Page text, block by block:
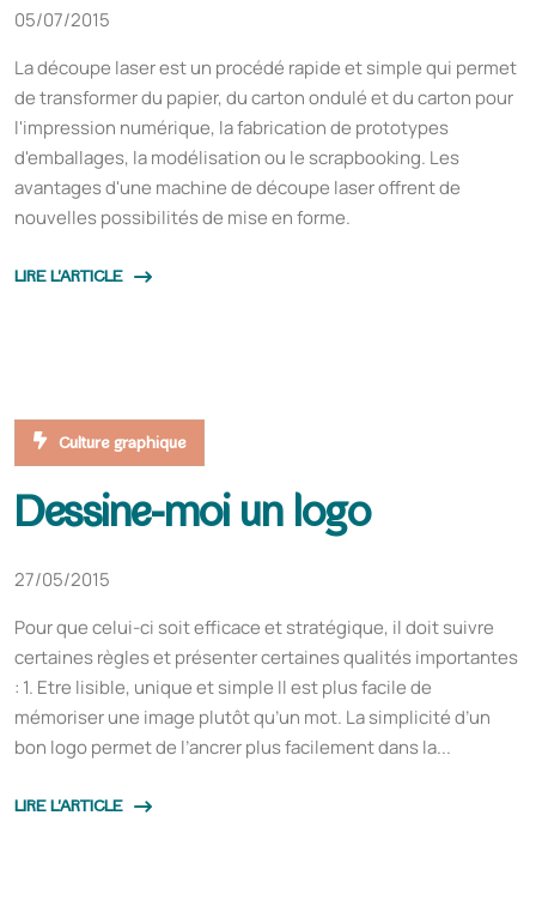
05/07/2015
La découpe laser est un procédé rapide et simple qui permet
de transformer du papier, du carton ondulé et du carton pour
l'impression numérique, la fabrication de prototypes
d'emballages, la modélisation ou le scrapbooking. Les
avantages d'une machine de découpe laser offrent de
nouvelles possibilités de mise en forme.
LIRE L'ARTICLE
Culture graphique
Dessine-moi un logo
27/05/2015
Pour que celui-ci soit efficace et stratégique, il doit suivre
certaines règles et présenter certaines qualités importantes
: 1. Etre lisible, unique et simple Il est plus facile de
mémoriser une image plutôt qu’un mot. La simplicité d’un
bon logo permet de l’ancrer plus facilement dans la...
LIRE L'ARTICLE